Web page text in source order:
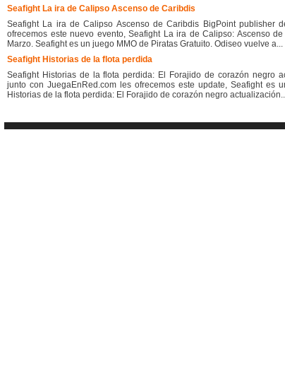
Seafight La ira de Calipso Ascenso de Caribdis
Seafight La ira de Calipso Ascenso de Caribdis BigPoint publisher
ofrecemos este nuevo evento, Seafight La ira de Calipso: Ascenso
Marzo. Seafight es un juego MMO de Piratas Gratuito. Odiseo vuelve a...
Seafight Historias de la flota perdida
Seafight Historias de la flota perdida: El Forajido de corazón negro
junto con JuegaEnRed.com les ofrecemos este update, Seafight es
Historias de la flota perdida: El Forajido de corazón negro